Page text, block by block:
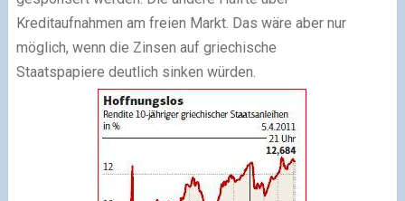
Kreditaufnahmen am freien Markt. Das wäre aber nur
möglich, wenn die Zinsen auf griechische
Staatspapiere deutlich sinken würden.